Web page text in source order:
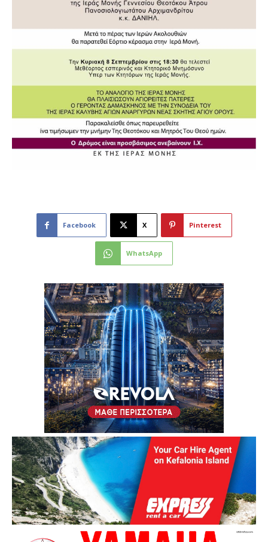
Facebook X Pinterest
WhatsApp